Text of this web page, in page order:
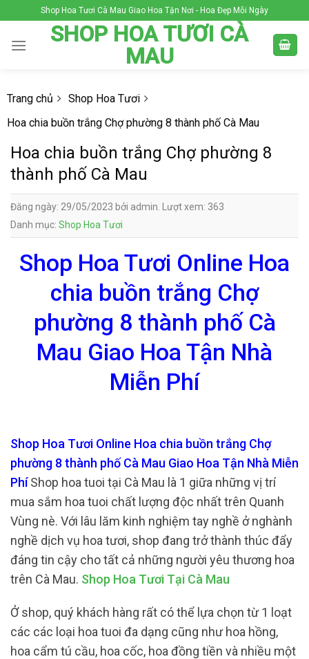
to
content
Shop Hoa Tươi Cà Mau Giao Hoa Tận Nơi - Hoa Đẹp Mỗi Ngày
SHOP HOA TƯƠI CÀ
MAU
Trang chủ
Shop Hoa Tươi
Hoa chia buồn trắng Chợ phường 8 thành phố Cà Mau
Hoa chia buồn trắng Chợ phường 8
thành phố Cà Mau
Đăng ngày: 29/05/2023 bởi admin. Lượt xem: 363
Danh mục: Shop Hoa Tươi
Shop Hoa Tươi Online Hoa
chia buồn trắng Chợ
phường 8 thành phố Cà
Mau Giao Hoa Tận Nhà
Miễn Phí
Shop Hoa Tươi Online Hoa chia buồn trắng Chợ
phường 8 thành phố Cà Mau Giao Hoa Tận Nhà Miễn
PhíShop hoa tuoi tại Cà Mau là 1 giữa những vị trí
mua sắm hoa tuoi chất lượng độc nhất trên Quanh
Vùng nè. Với lâu lăm kinh nghiệm tay nghề ở nghành
nghề dịch vụ hoa tươi, shop đang trở thành thúc đẩy
đáng tin cậy cho tất cả những người yêu thương hoa
trên Cà Mau. Shop Hoa Tươi Tại Cà Mau
Ở shop, quý khách hàng rất có thể lựa chọn từ 1 loạt
các các loại hoa tuoi đa dạng cũng như hoa hồng,
hoa cẩm tú cầu, hoa cốc, hoa đồng tiền và nhiều một